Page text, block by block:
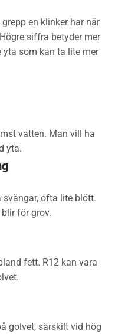
en klinker har när
siffra betyder mer
yta som kan ta lite mer
vatten. Man vill ha
yta.
ofta lite blött.
för grov.
fett. R12 kan vara
golvet, särskilt vid hög